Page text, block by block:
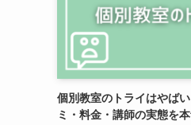
個別教室のトライはやば
ミ・料金・講師の実態を